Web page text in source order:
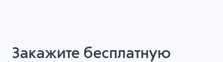
Закажите бесплатную